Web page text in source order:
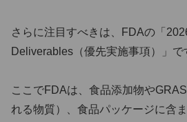
さらに注目すべきは、FDAの「
Deliverables（優先実施事項）」で
ここでFDAは、食品添加物や
れる物質）、食品パッケージに含